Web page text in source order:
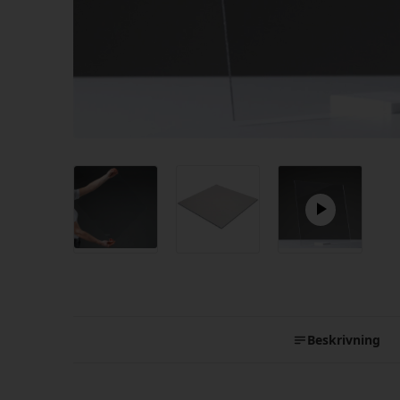
Beskrivning